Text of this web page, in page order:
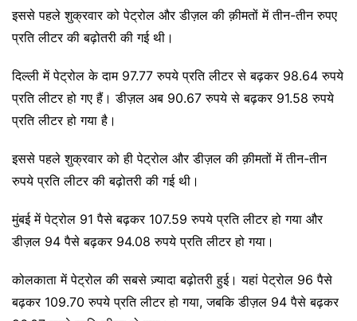
इससे पहले शुक्रवार को पेट्रोल और डीज़ल की क़ीमतों में तीन-तीन रुपए
प्रति लीटर की बढ़ोतरी की गई थी।
दिल्ली में पेट्रोल के दाम 97.77 रुपये प्रति लीटर से बढ़कर 98.64 रुपये
प्रति लीटर हो गए हैं। डीज़ल अब 90.67 रुपये से बढ़कर 91.58 रुपये
प्रति लीटर हो गया है।
इससे पहले शुक्रवार को ही पेट्रोल और डीज़ल की क़ीमतों में तीन-तीन
रुपये प्रति लीटर की बढ़ोतरी की गई थी।
मुंबई में पेट्रोल 91 पैसे बढ़कर 107.59 रुपये प्रति लीटर हो गया और
डीज़ल 94 पैसे बढ़कर 94.08 रुपये प्रति लीटर हो गया।
कोलकाता में पेट्रोल की सबसे ज़्यादा बढ़ोतरी हुई। यहां पेट्रोल 96 पैसे
बढ़कर 109.70 रुपये प्रति लीटर हो गया, जबकि डीज़ल 94 पैसे बढ़कर